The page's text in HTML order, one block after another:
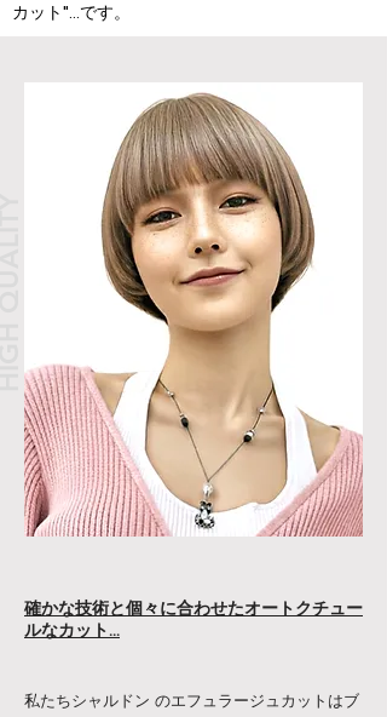
カット"...です。
確かな技術と個々に合わせたオートクチュー
ルなカット...
私たちシャルドン のエフュラージュカットはブ